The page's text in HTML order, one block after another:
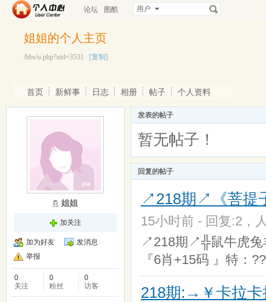
论坛 图酷 用户
姐姐的个人主页
/bbs/u.php?uid=3531 [复制]
首页 新鲜事 日志 相册 帖子 个人资料
姐姐
加关注
加为好友
发消息
举报
0
关注
0
粉丝
0
访客
发表的帖子
暂无帖子！
回复的帖子
↗218期↗《菩提
15小时前 - 回复:2，
↗218期↗╬鼠牛虎兔
『6肖+15码 』特：
218期:→￥卡拉